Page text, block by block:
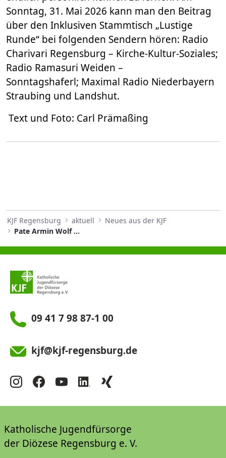
Sonntag, 31. Mai 2026 kann man den Beitrag
über den Inklusiven Stammtisch „Lustige
Runde“ bei folgenden Sendern hören: Radio
Charivari Regensburg – Kirche-Kultur-Soziales;
Radio Ramasuri Weiden –
Sonntagshaferl; Maximal Radio Niederbayern
Straubing und Landshut.
Text und Foto: Carl Prämaßing
KJF Regensburg aktuell
Neues aus der KJF
Pate Armin Wolf als Ehrengast
09 41 7 98 87-1 00
kjf@kjf-regensburg.de
Katholische Jugendfürsorge
der Diözese Regensburg e. V.